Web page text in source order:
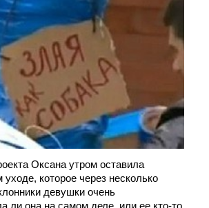
Оксана утром оставила
которое через несколько
девушки очень
ли она на самом деле, или ее кто-то